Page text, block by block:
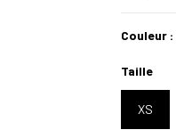
Couleur :
Taille
XS